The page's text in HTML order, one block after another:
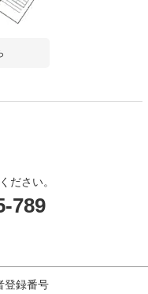
ださい。
789
登録番号